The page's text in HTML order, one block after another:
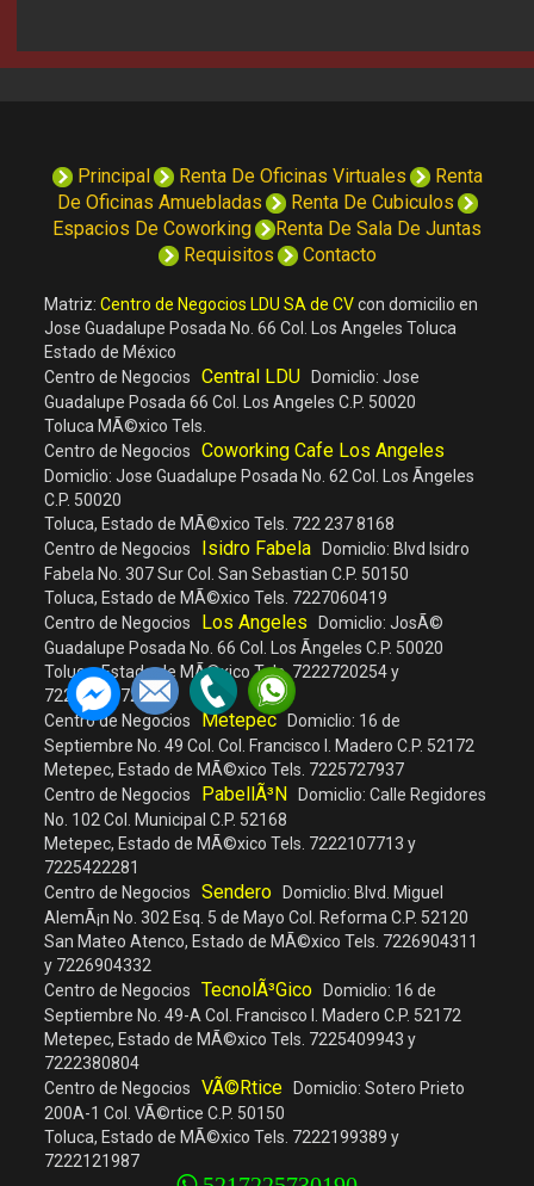
Principal Renta De Oficinas Virtuales
Renta
De Oficinas Amuebladas
Renta De Cubiculos
Espacios De Coworking
Renta De Sala De Juntas
Requisitos
Contacto
Matriz:Centro de Negocios LDU SA de CVcon domicilio en
Jose Guadalupe Posada No. 66 Col. Los Angeles Toluca
Estado de México
Centro de Negocios
Central LDU
Domiclio: Jose
Guadalupe Posada 66 Col. Los Angeles C.P. 50020
Toluca MÃ©xico Tels.
Centro de Negocios
Coworking Cafe Los Angeles
Domiclio: Jose Guadalupe Posada No. 62 Col. Los Ãngeles
C.P. 50020
Toluca, Estado de MÃ©xico Tels. 722 237 8168
Centro de Negocios
Isidro Fabela
Domiclio: Blvd Isidro
Fabela No. 307 Sur Col. San Sebastian C.P. 50150
Toluca, Estado de MÃ©xico Tels. 7227060419
Centro de Negocios
Los Angeles
Domiclio: JosÃ©
Guadalupe Posada No. 66 Col. Los Ãngeles C.P. 50020
Toluca, Estado de MÃ©xico Tels. 7222720254 y
7222379872
Centro de Negocios
Metepec
Domiclio: 16 de
Septiembre No. 49 Col. Col. Francisco I. Madero C.P. 52172
Metepec, Estado de MÃ©xico Tels. 7225727937
Centro de Negocios
PabellÃ³n
Domiclio: Calle Regidores
No. 102 Col. Municipal C.P. 52168
Metepec, Estado de MÃ©xico Tels. 7222107713 y
7225422281
Centro de Negocios
Sendero
Domiclio: Blvd. Miguel
AlemÃ¡n No. 302 Esq. 5 de Mayo Col. Reforma C.P. 52120
San Mateo Atenco, Estado de MÃ©xico Tels. 7226904311
y 7226904332
Centro de Negocios
TecnolÃ³gico
Domiclio: 16 de
Septiembre No. 49-A Col. Francisco I. Madero C.P. 52172
Metepec, Estado de MÃ©xico Tels. 7225409943 y
7222380804
Centro de Negocios
VÃ©rtice
Domiclio: Sotero Prieto
200A-1 Col. VÃ©rtice C.P. 50150
Toluca, Estado de MÃ©xico Tels. 7222199389 y
7222121987